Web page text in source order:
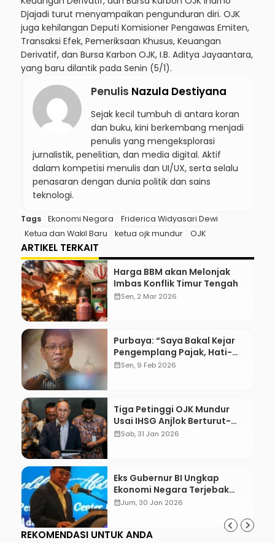
Djajadi turut menyampaikan pengunduran diri. OJK
juga kehilangan Deputi Komisioner Pengawas Emiten,
Transaksi Efek, Pemeriksaan Khusus, Keuangan
Derivatif, dan Bursa Karbon OJK, I.B. Aditya Jayaantara,
yang baru dilantik pada Senin (5/1).
Penulis Nazula Destiyana
Sejak kecil tumbuh di antara koran
dan buku, kini berkembang menjadi
penulis yang mengeksplorasi
jurnalistik, penelitian, dan media digital. Aktif
dalam kompetisi menulis dan UI/UX, serta selalu
penasaran dengan dunia politik dan sains
teknologi.
Tags Ekonomi Negara
Friderica Widyasari Dewi
Ketua dan Wakil Baru
ketua ojk mundur OJK
ARTIKEL TERKAIT
Harga BBM akan Melonjak
Imbas Konflik Timur Tengah
calendar_monthSen, 2 Mar 2026
Purbaya: “Saya Bakal Kejar
Pengemplang Pajak, Hati-
Hati”
calendar_monthSen, 9 Feb 2026
Tiga Petinggi OJK Mundur
Usai IHSG Anjlok Berturut-
Turut
calendar_monthSab, 31 Jan 2026
Eks Gubernur BI Ungkap
Ekonomi Negara Terjebak
Inersia
calendar_monthJum, 30 Jan 2026
REKOMENDASI UNTUK ANDA